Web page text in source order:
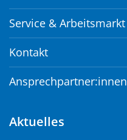
Service & Arbeitsmarkt
Kontakt
Ansprechpartner:innen
Aktuelles